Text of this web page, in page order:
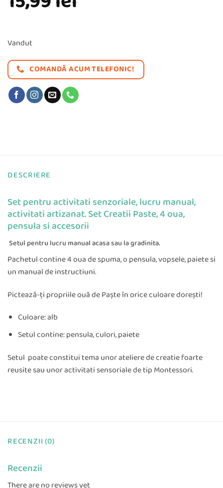
Vandut
COMANDĂ ACUM TELEFONIC!
DESCRIERE
Set pentru activitati senzoriale, lucru manual,
activitati artizanat. Set Creatii Paste, 4 oua,
pensula si accesorii
Setul pentru lucru manual acasa sau la gradinita.
Pachetul contine 4 oua de spuma, o pensula, vopsele, paiete si
un manual de instructiuni.
Pictează-ți propriile ouă de Paște în orice culoare dorești!
Culoare: alb
Setul contine: pensula, culori, paiete
Setul poate constitui tema unor ateliere de creatie foarte
reusite sau unor activitati sensoriale de tip Montessori.
RECENZII (0)
Recenzii
There are no reviews yet